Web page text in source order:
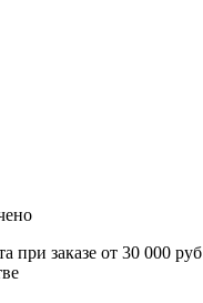
при заказе от 30 000 руб